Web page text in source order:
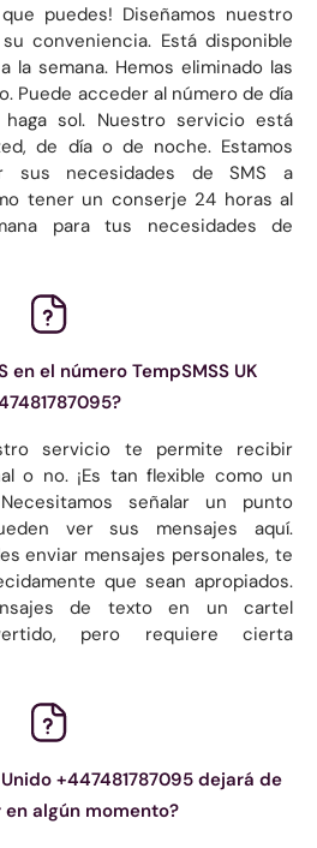
puedes! Diseñamos nuestro
conveniencia. Está disponible
la semana. Hemos eliminado las
Puede acceder al número de día
sol. Nuestro servicio está
de día o de noche. Estamos
sus necesidades de SMS a
tener un conserje 24 horas al
para tus necesidades de
en el número TempSMSS UK
servicio te permite recibir
o no. ¡Es tan flexible como un
señalar un punto
ver sus mensajes aquí.
enviar mensajes personales, te
que sean apropiados.
de texto en un cartel
pero requiere cierta
+447481787095 dejará de
algún momento?